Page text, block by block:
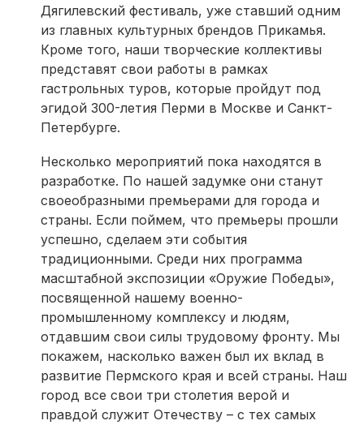
Дягилевский фестиваль, уже ставший одним
из главных культурных брендов Прикамья.
Кроме того, наши творческие коллективы
представят свои работы в рамках
гастрольных туров, которые пройдут под
эгидой 300-летия Перми в Москве и Санкт-
Петербурге.
Несколько мероприятий пока находятся в
разработке. По нашей задумке они станут
своеобразными премьерами для города и
страны. Если поймем, что премьеры прошли
успешно, сделаем эти события
традиционными. Среди них программа
масштабной экспозиции «Оружие Победы»,
посвященной нашему военно-
промышленному комплексу и людям,
отдавшим свои силы трудовому фронту. Мы
покажем, насколько важен был их вклад в
развитие Пермского края и всей страны. Наш
город все свои три столетия верой и
правдой служит Отечеству – с тех самых